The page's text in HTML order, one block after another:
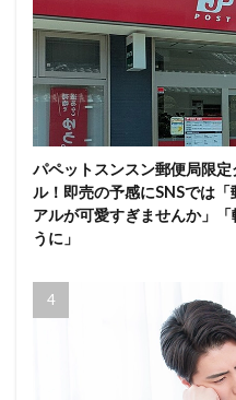
パペットスンスン郵便局限
ル！即売の予感にSNSでは
アルが可愛すぎませんか」
うに」